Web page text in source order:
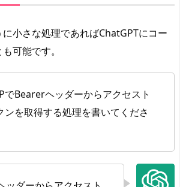
小さな処理であればChatGPTにコー
可能です。
でBearerヘッダーからアクセスト
ンを取得する処理を書いてくださ